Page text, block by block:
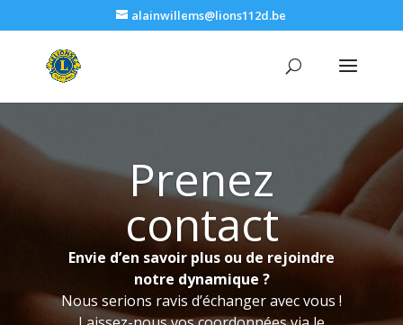
alainwillems@lions112d.be
Prenez
contact
Envie d’en savoir plus ou de rejoindre
notre dynamique ?
Nous serions ravis d’échanger avec vous !